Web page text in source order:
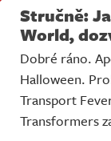
Stručně:
World,
Dobré ráno.
Halloween.
Transport
Transformers